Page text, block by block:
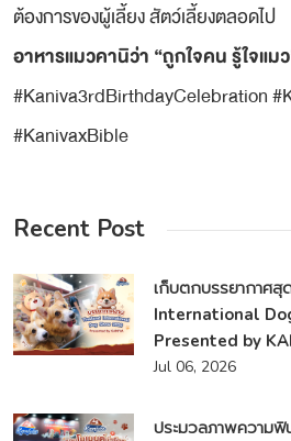
ต้องการของผู้เลี้ยง สัตว์เลี้ยงตลอดไป
อาหารแมวคานิว่า “ถูกใจคน รู้ใจแม
#Kaniva3rdBirthdayCelebration
#KanivaxBible
Recent Post
เก็บตกบรรยากาศสุ
International
Presented by
Jul 06, 2026
ประมวลภาพความฟิ